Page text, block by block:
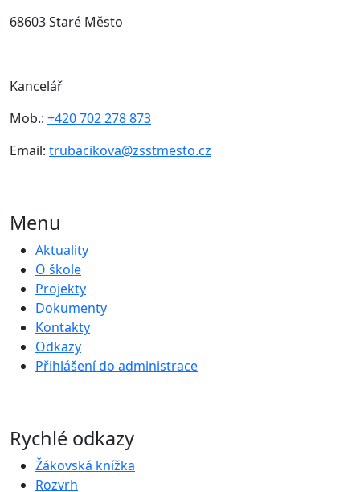
68603 Staré Město
Kancelář
Mob.: +420 702 278 873
Email: trubacikova@zsstmesto.cz
Menu
Aktuality
O škole
Projekty
Dokumenty
Kontakty
Odkazy
Přihlášení do administrace
Rychlé odkazy
Žákovská knížka
Rozvrh